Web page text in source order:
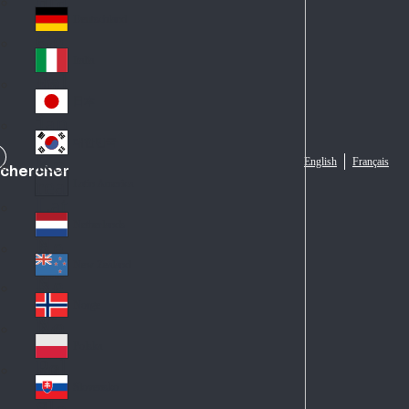
nc
e
Ge
an
y
Ital
y
Jap
an
Ko
Lat
in
A
me
ric
a
Ne
the
rla
nd
s
Ne
w
Ze
ala
nd
No
rw
ay
Pol
an
English Français